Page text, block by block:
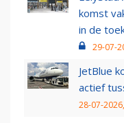
komst
in de
29-07-
JetBlue
actief
28-07-